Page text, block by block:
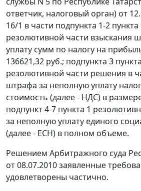
ответчик, налоговый орган) от
16/1 в части подпункта 1-2 пункта
резолютивной части взыскания
уплату сумм по налогу на
136621,32 руб.; подпункта 3
резолютивной части решения в
штрафа за неполную уплату
стоимость (далее - НДС) в
подпункт 4-7 пункта 1
за неполную уплату единого
(далее - ЕСН) в полном объеме.
Решением Арбитражного суда
от 08.07.2010 заявленные
удовлетворены частично.